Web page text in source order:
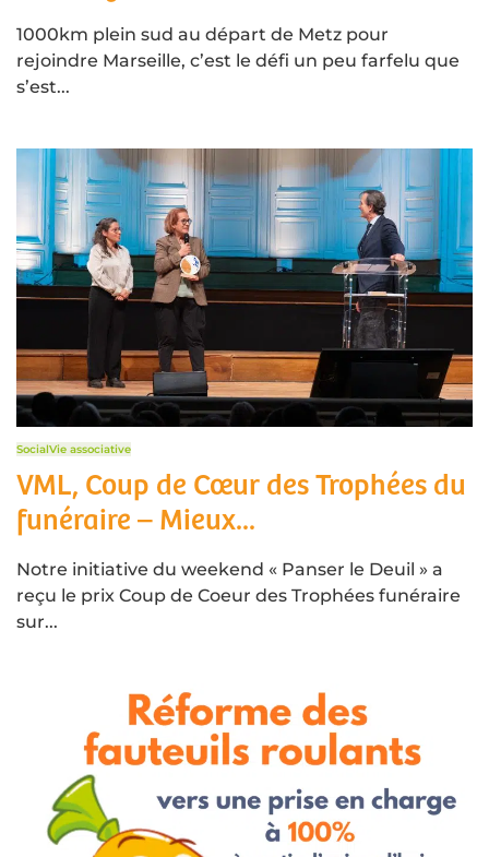
1000km plein sud au départ de Metz pour
rejoindre Marseille, c’est le défi un peu farfelu que
s’est...
SocialVie associative
VML, Coup de Cœur des Trophées du
funéraire – Mieux...
Notre initiative du weekend « Panser le Deuil » a
reçu le prix Coup de Coeur des Trophées funéraire
sur...